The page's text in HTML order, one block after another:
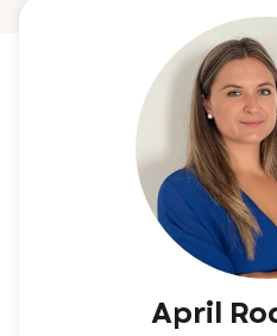
April